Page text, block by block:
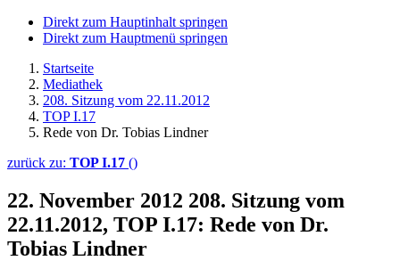
Direkt zum Hauptinhalt springen
Direkt zum Hauptmenü springen
Startseite
Mediathek
208. Sitzung vom 22.11.2012
TOP I.17
Rede von Dr. Tobias Lindner
zurück zu: TOP I.17 ()
22. November 2012 208. Sitzung vom
22.11.2012, TOP I.17: Rede von Dr.
Tobias Lindner